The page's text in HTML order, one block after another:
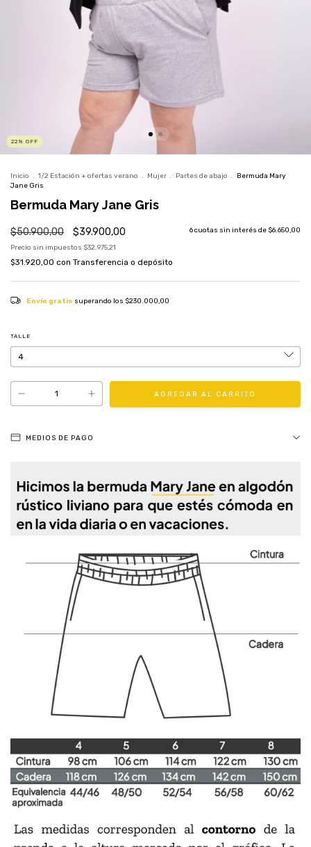
22 % OFF
Inicio . 1/2 Estación + ofertas verano . Mujer . Partes de abajo . Bermuda Mary
Jane Gris
Bermuda Mary Jane Gris
$50.900,00 $39.900,00 6cuotas sin interés de $6.650,00
Precio sin impuestos $32.975,21
$31.920,00 con Transferencia o depósito
Envío gratis superando los $230.000,00
TALLE
MEDIOS DE PAGO